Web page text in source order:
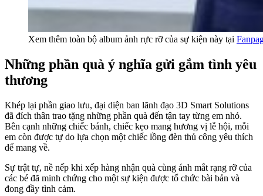
Xem thêm toàn bộ album ảnh rực rỡ của sự kiện này tại
Những phần quà ý nghĩa gửi gắm tình yêu
thương
Khép lại phần giao lưu, đại diện ban lãnh đạo 3D Smart Solutions
đã đích thân trao tặng những phần quà đến tận tay từng em nhỏ.
Bên cạnh những chiếc bánh, chiếc kẹo mang hương vị lễ hội, mỗi
em còn được tự do lựa chọn một chiếc lồng đèn thủ công yêu thích
để mang về.
Sự trật tự, nề nếp khi xếp hàng nhận quà cùng ánh mắt rạng rỡ của
các bé đã minh chứng cho một sự kiện được tổ chức bài bản và
đong đầy tình cảm.